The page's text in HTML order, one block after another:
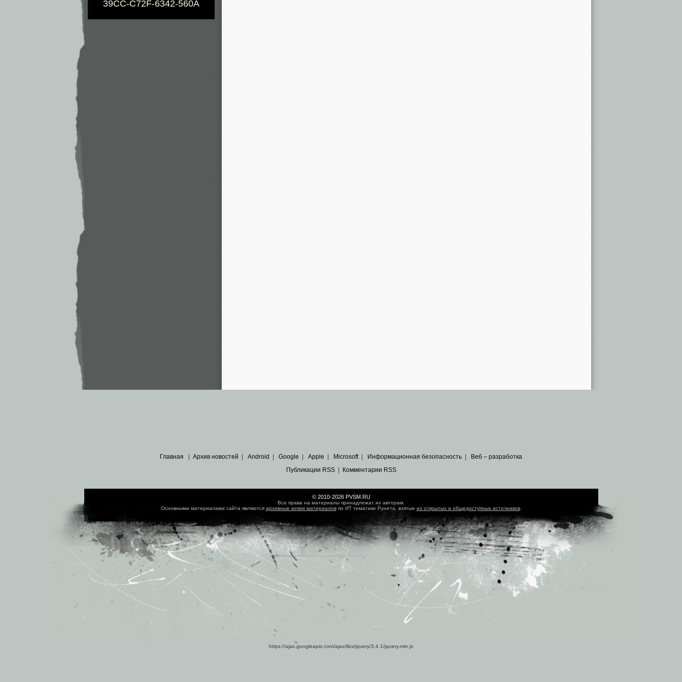
39CC-C72F-6342-560A
Главная Архив новостей Android Google Apple Microsoft| Информационная безопасность
Веб – разработка
Публикации RSS| Комментарии RSS
© 2010-2026 PVSM.RU
Все права на материалы принадлежат их авторам.
Основными материалами сайта являются архивные копии материаловпо ИТ тематике Рунета, взятые из открытых и общедоступных источников.
https://ajax.googleapis.com/ajax/libs/jquery/3.4.1/jquery.min.js